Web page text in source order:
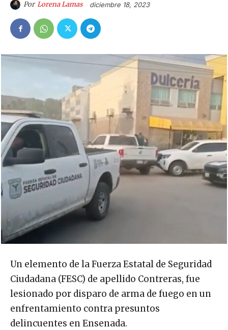
Por Lorena Lamas diciembre 18, 2023
Un elemento de la Fuerza Estatal de Seguridad
Ciudadana (FESC) de apellido Contreras, fue
lesionado por disparo de arma de fuego en un
enfrentamiento contra presuntos
delincuentes en Ensenada.